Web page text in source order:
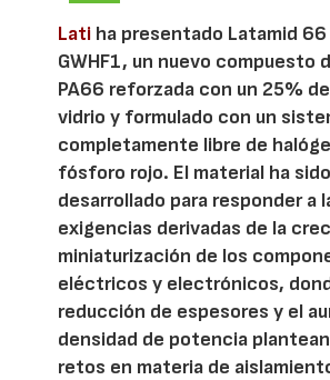
Lati ha presentado Latamid
GWHF1, un nuevo compuesto
PA66 reforzada con un 25%
vidrio y formulado con un
completamente libre de
fósforo rojo. El material ha sido
desarrollado para responder a
exigencias derivadas de la
miniaturización de los
eléctricos y electrónicos,
reducción de espesores y el
densidad de potencia
retos en materia de